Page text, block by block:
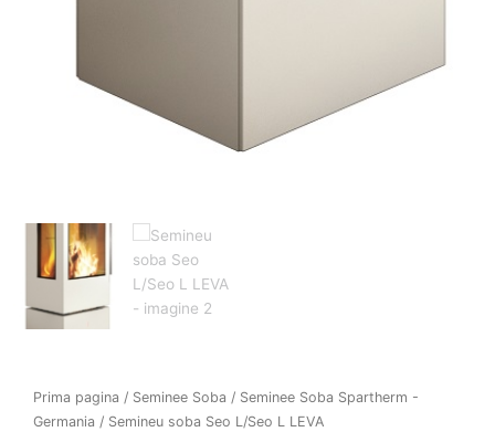
Prima pagina / Seminee Soba / Seminee Soba Spartherm -
Germania / Semineu soba Seo L/Seo L LEVA